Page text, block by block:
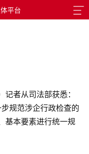
平台
者从司法部获悉：
步规范涉企行政检查的
基本要素进行统一规